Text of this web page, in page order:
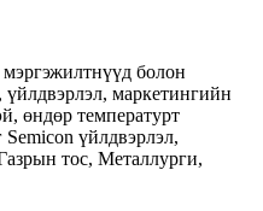
болон
үйлдвэрлэл, маркетингийн
өндөр температурт
үйлдвэрлэл,
тос, Металлурги,